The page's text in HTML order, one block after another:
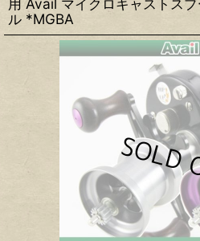
用 Avail マイクロキャストス
ル *MGBA